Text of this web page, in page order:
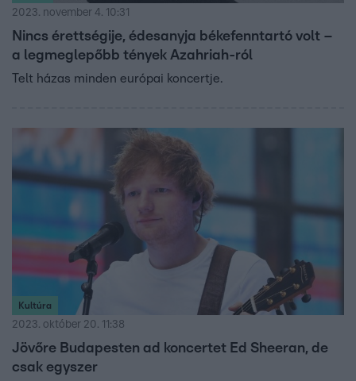
2023. november 4. 10:31
Nincs érettségije, édesanyja békefenntartó volt –
a legmeglepőbb tények Azahriah-ról
Telt házas minden európai koncertje.
Kultúra
2023. október 20. 11:38
Jövőre Budapesten ad koncertet Ed Sheeran, de
csak egyszer